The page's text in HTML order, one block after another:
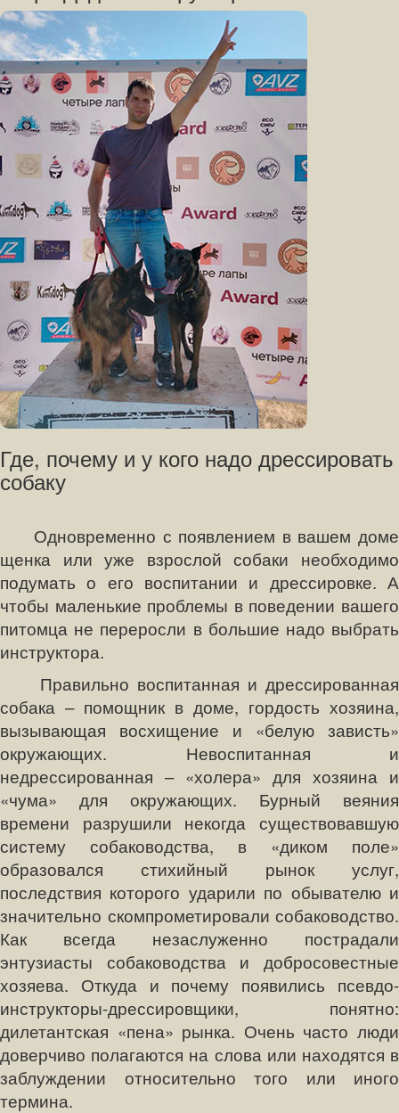
Где, почему и у кого надо дрессировать
собаку
Одновременно с появлением в вашем доме
щенка или уже взрослой собаки необходимо
подумать о его воспитании и дрессировке. А
чтобы маленькие проблемы в поведении вашего
питомца не переросли в большие надо выбрать
инструктора.
Правильно воспитанная и дрессированная
собака – помощник в доме, гордость хозяина,
вызывающая восхищение и «белую зависть»
окружающих. Невоспитанная и
недрессированная – «холера» для хозяина и
«чума» для окружающих. Бурный веяния
времени разрушили некогда существовавшую
систему собаководства, в «диком поле»
образовался стихийный рынок услуг,
последствия которого ударили по обывателю и
значительно скомпрометировали собаководство.
Как всегда незаслуженно пострадали
энтузиасты собаководства и добросовестные
хозяева. Откуда и почему появились псевдо-
инструкторы-дрессировщики, понятно:
дилетантская «пена» рынка. Очень часто люди
доверчиво полагаются на слова или находятся в
заблуждении относительно того или иного
термина.